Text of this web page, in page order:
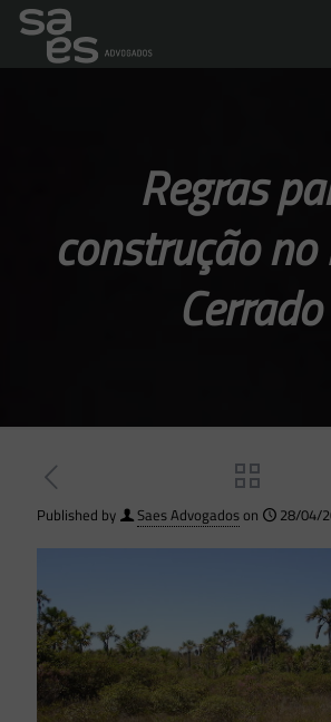
Regras
construção
Cerrado
Published by Saes Advogadoson 28/04/